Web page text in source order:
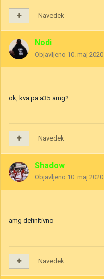
Navedek
Nodi
Objavljeno 10. maj 2020
ok, kva pa a35 amg?
Navedek
Shadow
Objavljeno 10. maj 2020
amg definitivno
Navedek